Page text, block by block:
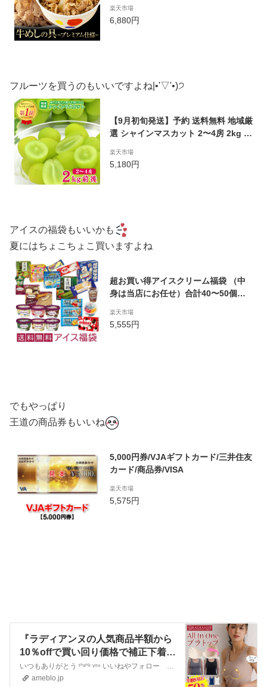
軽 お取り寄せ グルメ おつまみ 牛皿
受験 単身赴任 1食当たりたっぷり13
楽天市場
6,880円
フルーツを買うのもいいですよね|•'▽'•)੭
【9月初旬発送】予約 送料無料 地域厳
選 シャインマスカット 2〜4房 2kg 前
ギフト お中元 暑中見舞い 敬老の日 ギ
フト プレゼント シャインマスカット
楽天市場
5,180円
アイスの福袋もいいかも
夏にはちょこちょこ買いますよね
超お買い得アイスクリーム福袋 （中
身は当店にお任せ）合計40〜50個の
ukubukuro
楽天市場
5,555円
でもやっぱり
王道の商品券もいいね
5,000円券/VJAギフトカード/三井住友
カード/商品券/VISA
楽天市場
5,575円
『ラディアンヌの人気商品半額から
10％offで買い回り価格で補正下着が
買える』
いつもありがとう ᵗᑋᵃᐢᵏ ᵞᵒᵘ いいねやフォロー ありがとうございます２人の子育て中の主婦すあまと申します楽しく生きることをモットーに暮らしのお金の使…
ameblo.jp